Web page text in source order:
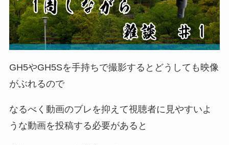
GH5やGH5Sを手持ちで撮影するとどうしても映像
がぶれるので
なるべく動画のブレを抑えて視聴者に見やすいよ
うな動画を投稿する必要があると